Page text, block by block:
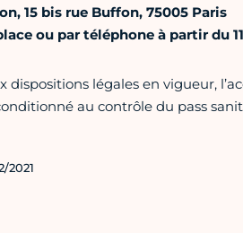
15 bis rue Buffon, 75005 Paris
ou par téléphone à partir du
dispositions légales en vigueur,
au contrôle du pass
2021